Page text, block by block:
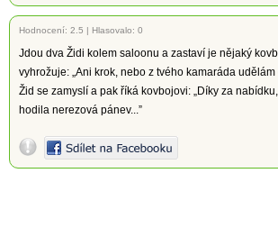
Hodnocení: 2.5 | Hlasovalo: 0
Jdou dva Židi kolem saloonu a zastaví je nějaký
vyhrožuje: „Ani krok, nebo z tvého kamaráda udělám
Žid se zamyslí a pak říká kovbojovi: „Díky za
hodila nerezová pánev...”